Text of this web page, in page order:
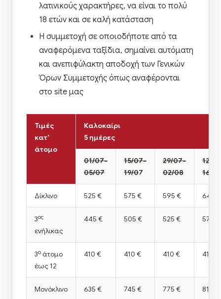
λατινικούς χαρακτήρες, να είναι το πολύ
18 ετών και σε καλή κατάσταση
Η συμμετοχή σε οποιοδήποτε από τα
αναφερόμενα ταξίδια, σημαίνει αυτόματη
και ανεπιφύλακτη αποδοχή των Γενικών
Όρων Συμμετοχής όπως αναφέρονται
στο site μας
Τιμές
κατ’
άτομο
Καλοκαίρι
5 ημέρες
01/07-
05/07
15/07-
19/07
29/07-
02/08
12/
16/08
Δίκλινο 525 € 575 € 595 € 645 €
3ος
ενήλικας
445 € 505 € 525 € 575 €
3ο άτομο
έως 12
410 € 410 € 410 € 410 €
Μονόκλινο 635 € 745 € 775 € 815 €